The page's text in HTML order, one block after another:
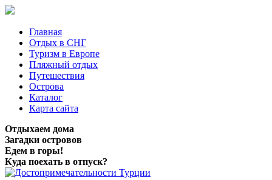
Главная
Отдых в СНГ
Туризм в Европе
Пляжный отдых
Путешествия
Острова
Каталог
Карта сайта
Отдыхаем дома
Загадки островов
Едем в горы!
Куда поехать в отпуск?